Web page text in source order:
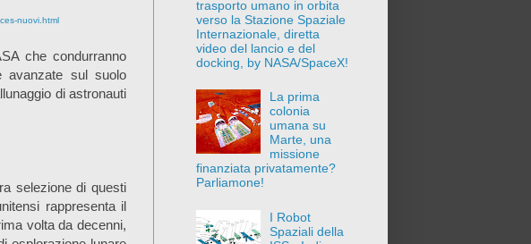
nuovi.html
che condurranno
avanzate sul suolo
di astronauti
selezione di questi
rappresenta il
volta da decenni,
trasporto umano in orbita
verso la Stazione Spaziale
Internazionale, diretta
video del lancio e del
docking, by NASA/SpaceX!
La prima
colonia
umana su
Marte, una
missione
finanziata privatamente?
Parliamone!
I Robot
Spaziali della